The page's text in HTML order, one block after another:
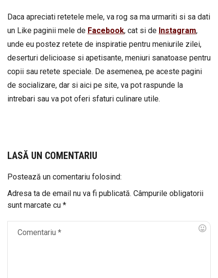
Daca apreciati retetele mele, va rog sa ma urmariti si sa dati
un Like paginii mele de Facebook, cat si de Instagram,
unde eu postez retete de inspiratie pentru meniurile zilei,
deserturi delicioase si apetisante, meniuri sanatoase pentru
copii sau retete speciale. De asemenea, pe aceste pagini
de socializare, dar si aici pe site, va pot raspunde la
intrebari sau va pot oferi sfaturi culinare utile.
LASĂ UN COMENTARIU
Postează un comentariu folosind:
Adresa ta de email nu va fi publicată. Câmpurile obligatorii
sunt marcate cu *